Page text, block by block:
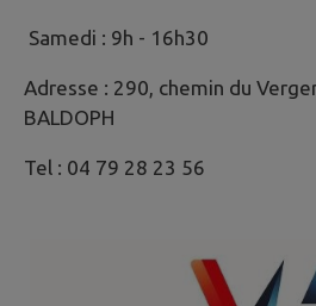
Samedi : 9h - 16h30
Adresse : 290, chemin du
BALDOPH
Tel : 04 79 28 23 56